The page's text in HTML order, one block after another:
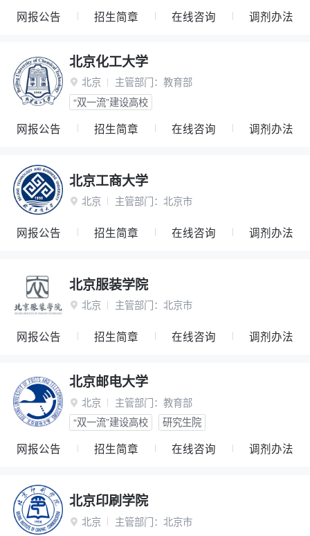
网报公告 招生简章 在线咨询 调剂办法
北京化工大学
 北京 主管部门： 教育部
“双一流”建设高校
网报公告 招生简章 在线咨询 调剂办法
北京工商大学
 北京 主管部门： 北京市
网报公告 招生简章 在线咨询 调剂办法
北京服装学院
 北京 主管部门： 北京市
网报公告 招生简章 在线咨询 调剂办法
北京邮电大学
 北京 主管部门： 教育部
“双一流”建设高校
研究生院
网报公告 招生简章 在线咨询 调剂办法
北京印刷学院
 北京 主管部门： 北京市